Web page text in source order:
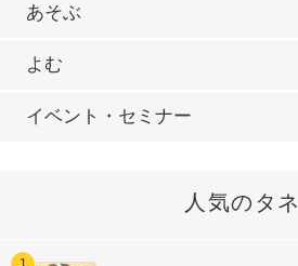
あそぶ
よむ
イベント・セミナー
人気のタネ